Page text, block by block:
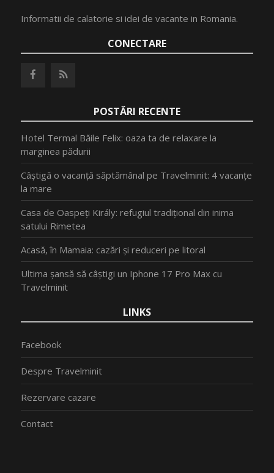
Informatii de calatorie si idei de vacante in Romania.
CONECTARE
POSTĂRI RECENTE
Hotel Termal Băile Felix: oaza ta de relaxare la
marginea pădurii
Câștigă o vacanță săptămânal pe Travelminit: 4 vacanțe
la mare
Casa de Oaspeți Király: refugiul tradițional din inima
satului Rimetea
Acasă, în Mamaia: cazări și reduceri pe litoral
Ultima șansă să câștigi un Iphone 17 Pro Max cu
Travelminit
LINKS
Facebook
Despre Travelminit
Rezervare cazare
Contact